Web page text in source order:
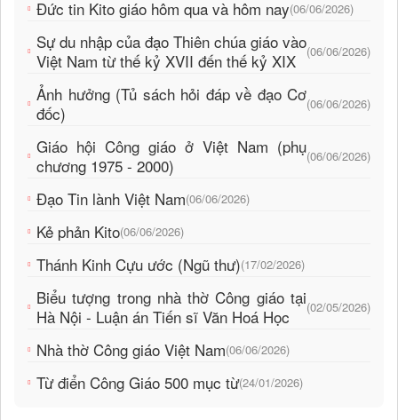
Đức tin Kito giáo hôm qua và hôm nay(06/06/2026)
Sự du nhập của đạo Thiên chúa giáo vào
Việt Nam từ thế kỷ XVII đến thế kỷ XIX
(06/06/2026)
Ảnh hưởng (Tủ sách hỏi đáp về đạo Cơ
đốc)
(06/06/2026)
Giáo hội Công giáo ở Việt Nam (phụ
chương 1975 - 2000)
(06/06/2026)
Đạo Tin lành Việt Nam(06/06/2026)
Kẻ phản Kito(06/06/2026)
Thánh Kinh Cựu ước (Ngũ thư)(17/02/2026)
Biểu tượng trong nhà thờ Công giáo tại
Hà Nội - Luận án Tiến sĩ Văn Hoá Học
(02/05/2026)
Nhà thờ Công giáo Việt Nam(06/06/2026)
Từ điển Công Giáo 500 mục từ(24/01/2026)